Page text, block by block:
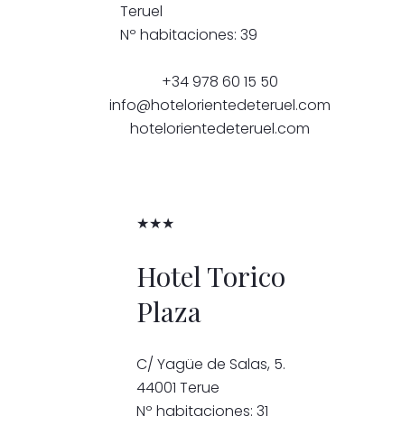
Teruel
Nº habitaciones: 39
+34 978 60 15 50
info@hotelorientedeteruel.com
hotelorientedeteruel.com
★★★
Hotel Torico
Plaza
C/ Yagüe de Salas, 5.
44001 Terue
Nº habitaciones: 31